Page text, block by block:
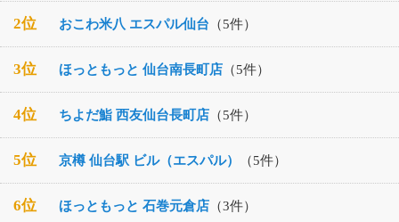
2位 おこわ米八 エスパル仙台 （5件）
3位 ほっともっと 仙台南長町店 （5件）
4位 ちよだ鮨 西友仙台長町店 （5件）
5位 京樽 仙台駅 ビル（エスパル） （5件）
6位 ほっともっと 石巻元倉店 （3件）